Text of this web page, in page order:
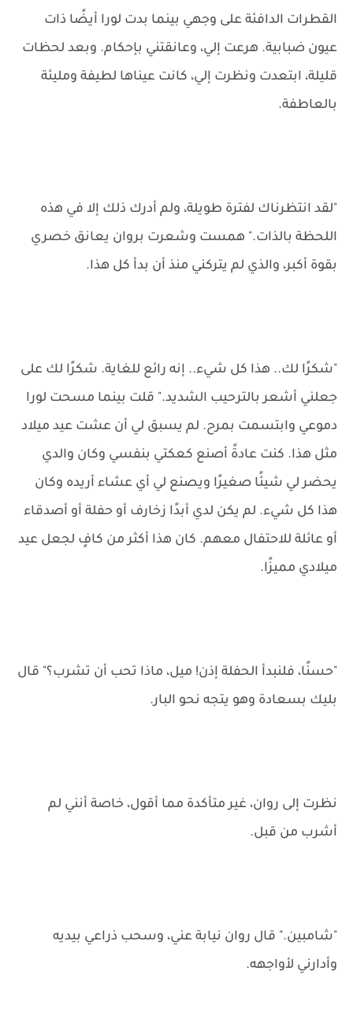
القطرات الدافئة على وجهي بينما بدت لورا أيضًا ذات
عيون ضبابية. هرعت إلي، وعانقتني بإحكام. وبعد لحظات
قليلة، ابتعدت ونظرت إلي، كانت عيناها لطيفة ومليئة
بالعاطفة.
"لقد انتظرناك لفترة طويلة، ولم أدرك ذلك إلا في هذه
اللحظة بالذات." همست وشعرت بروان يعانق خصري
بقوة أكبر، والذي لم يتركني منذ أن بدأ كل هذا.
"شكرًا لك.. هذا كل شيء.. إنه رائع للغاية. شكرًا لك على
جعلني أشعر بالترحيب الشديد." قلت بينما مسحت لورا
دموعي وابتسمت بمرح. لم يسبق لي أن عشت عيد ميلاد
مثل هذا. كنت عادةً أصنع كعكتي بنفسي وكان والدي
يحضر لي شيئًا صغيرًا ويصنع لي أي عشاء أريده وكان
هذا كل شيء. لم يكن لدي أبدًا زخارف أو حفلة أو أصدقاء
أو عائلة للاحتفال معهم. كان هذا أكثر من كافٍ لجعل عيد
ميلادي مميزًا.
"حسنًا، فلنبدأ الحفلة إذن! ميل، ماذا تحب أن تشرب؟" قال
بليك بسعادة وهو يتجه نحو البار.
نظرت إلى روان، غير متأكدة مما أقول، خاصة أنني لم
أشرب من قبل.
"شامبين." قال روان نيابة عني، وسحب ذراعي بيديه
وأدارني لأواجهه.